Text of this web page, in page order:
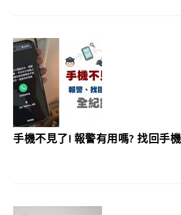
手機不見了! 報警有用嗎? 找回手